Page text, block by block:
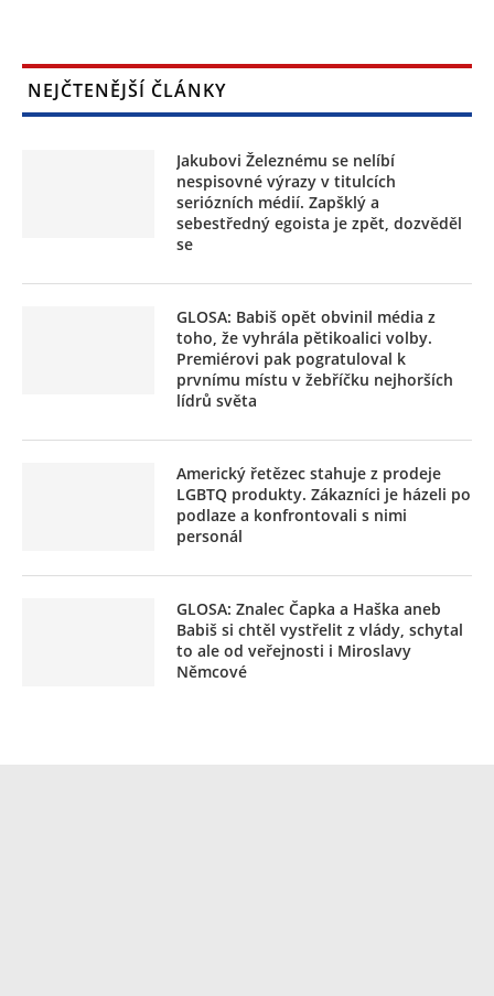
NEJČTENĚJŠÍ ČLÁNKY
Jakubovi Železnému se nelíbí
nespisovné výrazy v titulcích
seriózních médií. Zapšklý a
sebestředný egoista je zpět, dozvěděl
se
GLOSA: Babiš opět obvinil média z
toho, že vyhrála pětikoalici volby.
Premiérovi pak pogratuloval k
prvnímu místu v žebříčku nejhorších
lídrů světa
Americký řetězec stahuje z prodeje
LGBTQ produkty. Zákazníci je házeli po
podlaze a konfrontovali s nimi
personál
GLOSA: Znalec Čapka a Haška aneb
Babiš si chtěl vystřelit z vlády, schytal
to ale od veřejnosti i Miroslavy
Němcové